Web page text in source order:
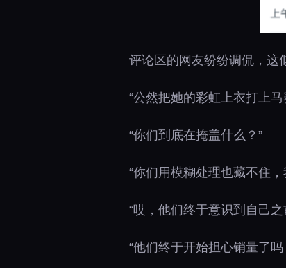
评论区的网友纷纷调侃，这
“公然把她的彩虹上衣打上
“你们到底在掩盖什么？”
“你们用模糊处理也藏不住
“哎，他们终于意识到自己
“他们终于开始担心销量了吗